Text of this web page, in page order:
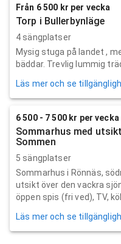
Från 6 500 kr per vecka
Torp i Bullerbynläge
4 sängplatser
Mysig stuga på landet ,
bäddar. Trevlig lummig
Läs mer och se
6 500 - 7 500 kr per vecka
Sommarhus med
Sommen
5 sängplatser
Sommarhus i Rönnäs,
utsikt över den vackra
öppen spis (fri ved), TV,
Läs mer och se